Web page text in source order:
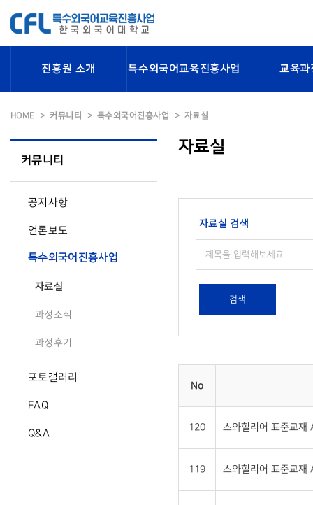
진흥원 소개 특수외국어교육진흥사업 교육과
HOME 커뮤니티 특수외국어진흥사업 자료실
커뮤니티
공지사항
언론보도
특수외국어진흥사업
자료실
과정소식
과정후기
포토갤러리
FAQ
Q&A
자료실
자료실 검색
검색
No
120 스와힐리어 표준교재
119 스와힐리어 표준교재